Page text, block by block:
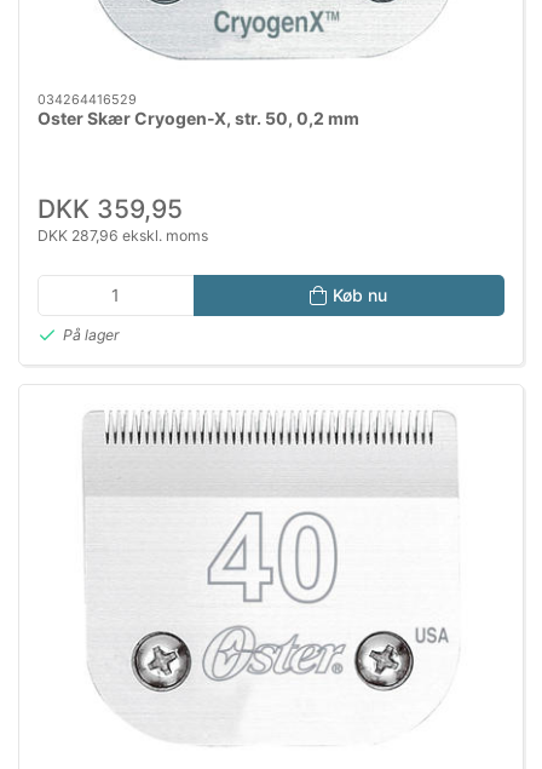
034264416529
Oster Skær Cryogen-X, str. 50, 0,2 mm
DKK 359,95
DKK 287,96 ekskl. moms
Køb nu
På lager